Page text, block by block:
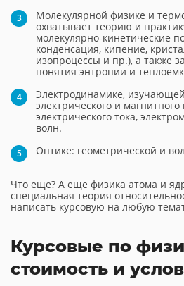
Молекулярной физике и термодинамики, что
охватывает теорию и практику
молекулярно-кинетические
конденсация, кипение, кристаллизация, деформация,
изопроцессы и пр.), а также законы
понятия энтропии и
Электродинамике, изучающей сущность и природу
электрического и магнитного полей,
электрического тока,
волн.
Оптике: геометрической и
Что еще? А еще физика атома и
специальная теория
написать курсовую на любую
Курсовые по
стоимость и